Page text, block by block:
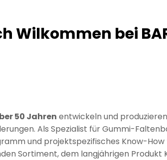
Wilkommen bei
50 Jahren entwickeln und
Als Spezialist für Gummi-
und projektspezifisches Know-
Sortiment, dem langjährigen